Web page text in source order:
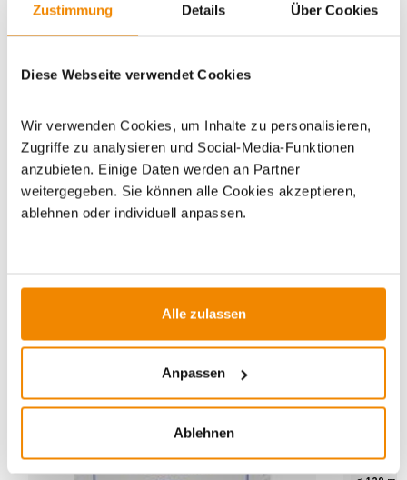
Zustimmung Details Über Cookies
Diese Webseite verwendet Cookies
Wir verwenden Cookies, um Inhalte zu personalisieren,
Zugriffe zu analysieren und Social-Media-Funktionen
anzubieten. Einige Daten werden an Partner
weitergegeben. Sie können alle Cookies akzeptieren,
ablehnen oder individuell anpassen.
Alle zulassen
Anpassen
Ablehnen